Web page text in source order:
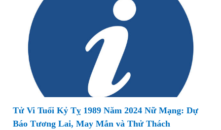
Tử Vi Tuổi Kỷ Tỵ 1989 Năm 2024 Nữ Mạng: Dự
Báo Tương Lai, May Mắn và Thử Thách